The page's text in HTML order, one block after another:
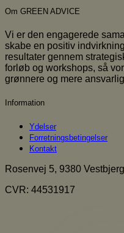
Om GREEN ADVICE
Vi er den engagerede
skabe en positiv
resultater gennem
forløb og workshops, så
grønnere og mere
Information
Ydelser
Forretningsbetingelser
Kontakt
Rosenvej 5, 9380 Vestbjerg
CVR: 44531917